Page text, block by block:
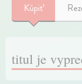
Kúpiť
titul je